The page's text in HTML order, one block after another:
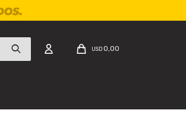
USD 0,00